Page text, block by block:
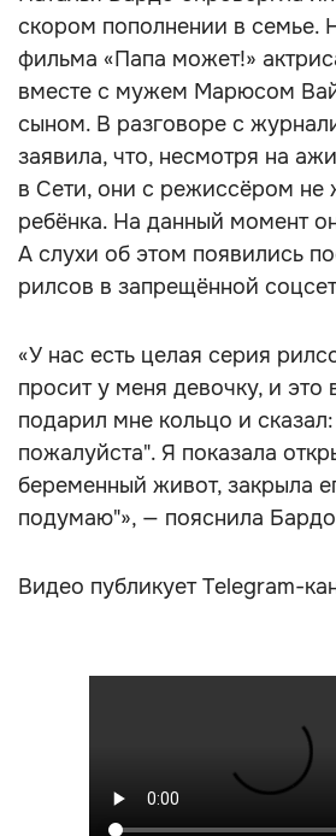
скором пополнении в семье.
фильма «Папа может!»
вместе с мужем Марюсом
сыном. В разговоре с
заявила, что, несмотря на
в Сети, они с режиссёром не
ребёнка. На данный момент
А слухи об этом появились
рилсов в запрещённой
«У нас есть целая серия
просит у меня девочку, и это
подарил мне кольцо и
пожалуйста". Я показала
беременный живот, закрыла
подумаю"», — пояснила
Видео публикует Telegram-